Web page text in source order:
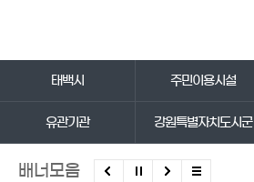
태백시 주민이용시설
유관기관 강원특별자치도시군
배너모음